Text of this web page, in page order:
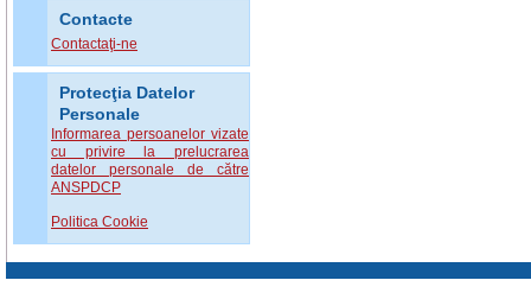
Contacte
Contactaţi-ne
Protecţia Datelor
Personale
Informarea persoanelor vizate
cu privire la prelucrarea
datelor personale de către
ANSPDCP
Politica Cookie